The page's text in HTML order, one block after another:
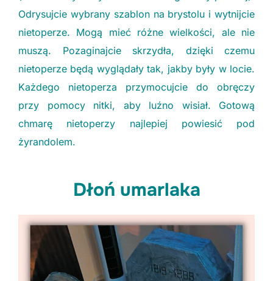
Odrysujcie wybrany szablon na brystolu i wytnijcie
nietoperze. Mogą mieć różne wielkości, ale nie
muszą. Pozaginajcie skrzydła, dzięki czemu
nietoperze będą wyglądały tak, jakby były w locie.
Każdego nietoperza przymocujcie do obręczy
przy pomocy nitki, aby luźno wisiał. Gotową
chmarę nietoperzy najlepiej powiesić pod
żyrandolem.
Dłoń umarlaka